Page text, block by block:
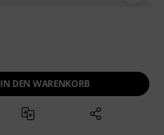
IN DEN WARENKORB